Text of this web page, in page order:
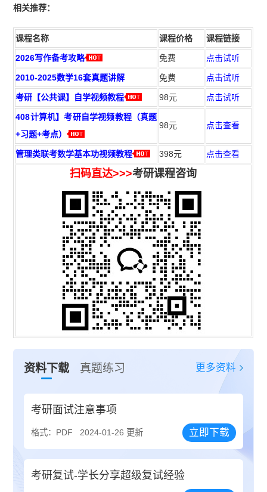
相关推荐：
课程名称 课程价格 课程链接
2026写作备考攻略 免费 点击试听
2010-2025数学16套真题讲解 免费 点击试听
考研【公共课】自学视频教程 98元 点击试听
408计算机】考研自学视频教程（真题
+习题+考点）
98元 点击查看
管理类联考数学基本功视频教程 398元 点击查看
扫码直达>>>考研课程咨询
资料下载 真题练习 更多资料
考研面试注意事项
格式：PDF 2024-01-26 更新 立即下载
考研复试-学长分享超级复试经验